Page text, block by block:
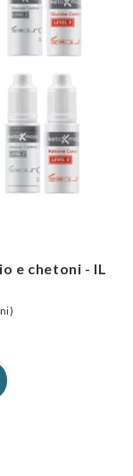
e chetoni - IL